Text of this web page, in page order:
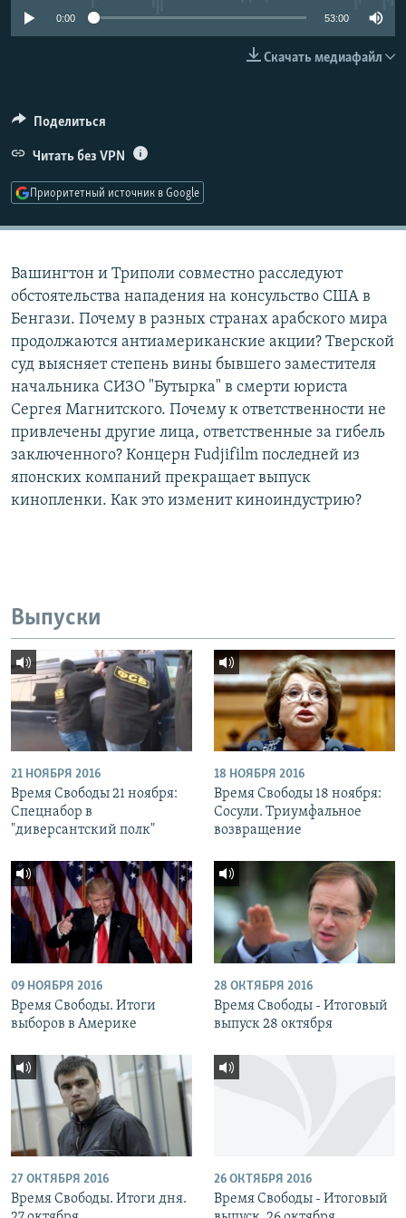
РАСПИСАНИЕ ВЕЩАНИЯ
0:00 53:00
Скачать медиафайл
Поделиться
Читать без VPN
Приоритетный источник в Google
Вашингтон и Триполи совместно расследуют
обстоятельства нападения на консульство США в
Бенгази. Почему в разных странах арабского мира
продолжаются антиамериканские акции? Тверской
суд выясняет степень вины бывшего заместителя
начальника СИЗО "Бутырка" в смерти юриста
Сергея Магнитского. Почему к ответственности не
привлечены другие лица, ответственные за гибель
заключенного? Концерн Fudjifilm последней из
японских компаний прекращает выпуск
кинопленки. Как это изменит киноиндустрию?
Выпуски
21 НОЯБРЯ 2016
Время Свободы 21 ноября:
Спецнабор в
"диверсантский полк"
18 НОЯБРЯ 2016
Время Свободы 18 ноября:
Сосули. Триумфальное
возвращение
09 НОЯБРЯ 2016
Время Свободы. Итоги
выборов в Америке
28 ОКТЯБРЯ 2016
Время Свободы - Итоговый
выпуск 28 октября
27 ОКТЯБРЯ 2016
Время Свободы. Итоги дня.
26 ОКТЯБРЯ 2016
Время Свободы - Итоговый